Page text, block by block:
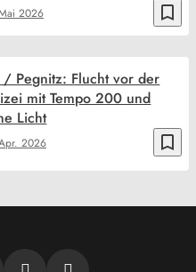
bookmark_border
2026
bookmark_border
2026
Pegnitz: Flucht vor der
mit Tempo 200 und
Licht